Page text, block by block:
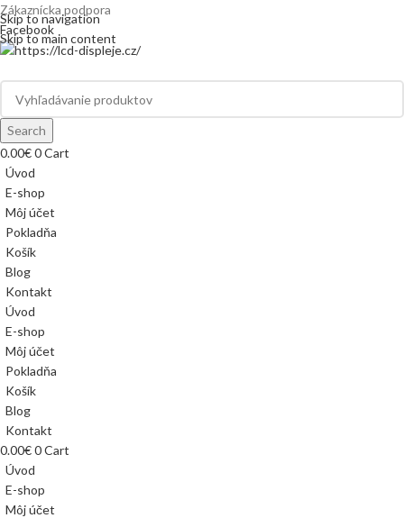
Skip to navigation
Skip to main content
Zákaznícka podpora
Facebook
Search
0.00€0Cart
Úvod
E-shop
Môj účet
Pokladňa
Košík
Blog
Kontakt
Úvod
E-shop
Môj účet
Pokladňa
Košík
Blog
Kontakt
0.00€0Cart
Úvod
E-shop
Môj účet